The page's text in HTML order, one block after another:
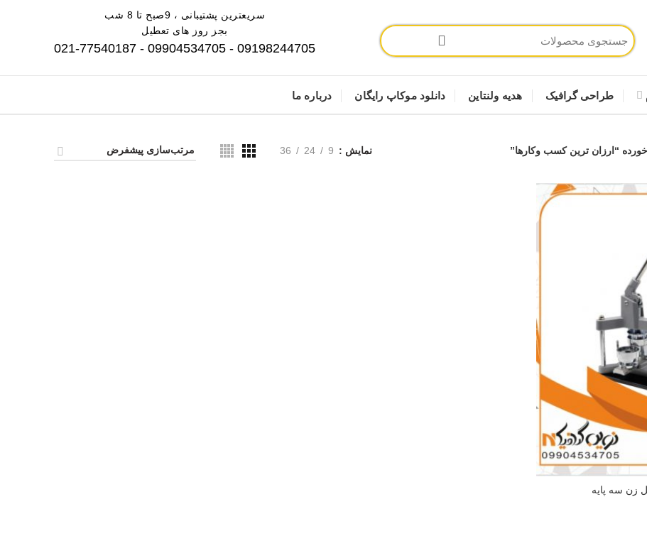
سریعترین پشتیبانی ، 9صبح تا 8 شب
بجز روز های تعطیل
09198244705 - 09904534705 - 021-77540187
طراحی گرافیک هدیه ولنتاین دانلود موکاپ رایگان درباره ما
“ارزان ترین کسب وکارها” نمایش 9
24
36
زن سه پایه